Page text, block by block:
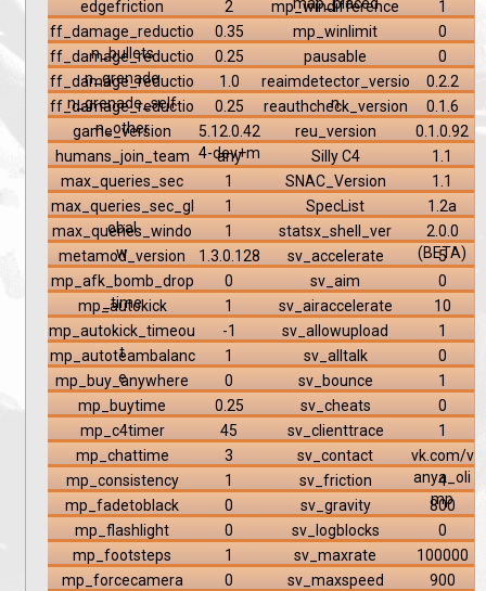
edgefriction
2
ff_damage_reductio
n_bullets
0.35
ff_damage_reductio
n_grenade
0.25
ff_damage_reductio
n_grenade_self
1.0
ff_damage_reductio
n_other
0.25
game_version
5.12.0.42
4-dev+m
humans_join_team
any
max_queries_sec
1
max_queries_sec_gl
obal
1
max_queries_windo
w
1
metamod_version
1.3.0.128
mp_afk_bomb_drop
_time
0
mp_autokick
1
mp_autokick_timeou
t
-1
mp_autoteambalanc
e
1
mp_buy_anywhere
0
mp_buytime
0.25
mp_c4timer
45
mp_chattime
3
mp_consistency
1
mp_fadetoblack
0
mp_flashlight
0
mp_footsteps
1
mp_forcecamera
0
mp_windifference
1
mp_winlimit
0
pausable
0
reaimdetector_versio
n
0.2.2
reauthcheck_version
0.1.6
reu_version
0.1.0.92
Silly C4
1.1
SNAC_Version
1.1
SpecList
1.2a
statsx_shell_ver
2.0.0
(BETA)
sv_accelerate
5
sv_aim
0
sv_airaccelerate
10
sv_allowupload
1
sv_alltalk
0
sv_bounce
1
sv_cheats
0
sv_clienttrace
1
sv_contact
vk.com/v
anya_oli
mp
sv_friction
4
sv_gravity
800
sv_logblocks
0
sv_maxrate
100000
sv_maxspeed
900